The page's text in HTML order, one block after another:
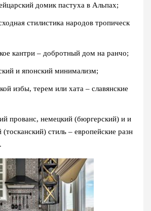
домик пастуха в Альпах;
стилистика народов тропическ
кантри – добротный дом на ранчо;
и японский минимализм;
избы, терем или хата – славянские
прованс, немецкий (бюргерский) и и
(тосканский) стиль – европейские разн